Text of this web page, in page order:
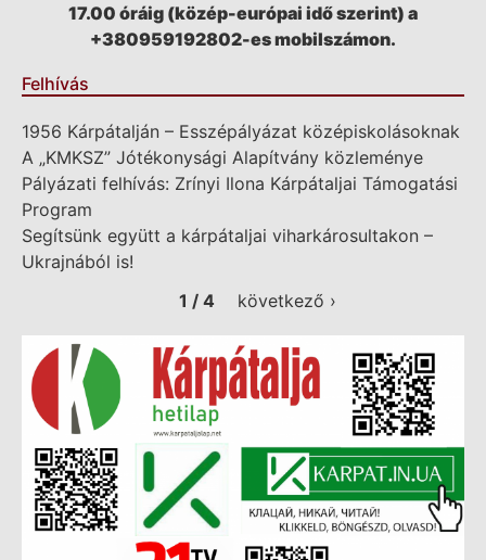
17.00 óráig (közép-európai idő szerint) a
+380959192802-es mobilszámon.
Felhívás
1956 Kárpátalján – Esszépályázat középiskolásoknak
A „KMKSZ” Jótékonysági Alapítvány közleménye
Pályázati felhívás: Zrínyi Ilona Kárpátaljai Támogatási
Program
Segítsünk együtt a kárpátaljai viharkárosultakon –
Ukrajnából is!
1 / 4
következő ›